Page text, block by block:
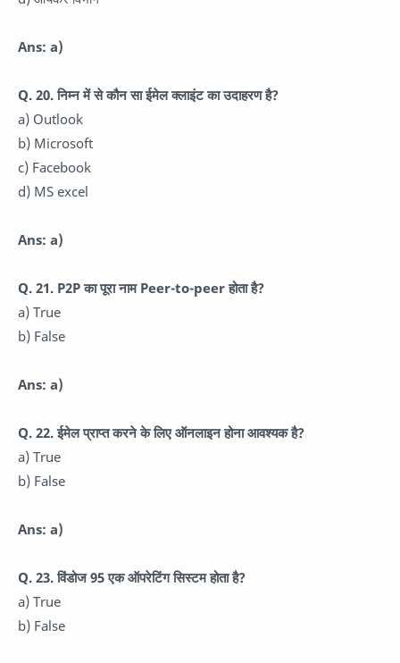
Ans: a)
Q. 20. निम्न में से कौन सा ईमेल क्लाइंट का उदाहरण है?
a) Outlook
b) Microsoft
c) Facebook
d) MS excel
Ans: a)
Q. 21. P2P का पूरा नाम Peer-to-peer होता है?
a) True
b) False
Ans: a)
Q. 22. ईमेल प्राप्त करने के लिए ऑनलाइन होना आवश्यक है?
a) True
b) False
Ans: a)
Q. 23. विंडोज 95 एक ऑपरेटिंग सिस्टम होता है?
a) True
b) False